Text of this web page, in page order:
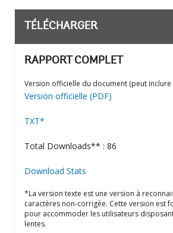
TÉLÉCHARGER
RAPPORT COMPLET
Version officielle du document (peut
Version officielle (PDF)
TXT*
Total Downloads** : 86
Download Stats
*La version texte est une version à
caractères non-corrigée. Cette version est
pour accommoder les utilisateurs
lentes.